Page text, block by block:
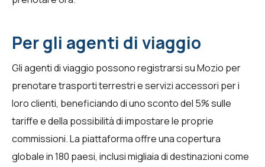
Per gli agenti di viaggio
Gli agenti di viaggio possono registrarsi su Mozio per
prenotare trasporti terrestri e servizi accessori per i
loro clienti, beneficiando di uno sconto del 5% sulle
tariffe e della possibilità di impostare le proprie
commissioni. La piattaforma offre una copertura
globale in 180 paesi, inclusi migliaia di destinazioni come